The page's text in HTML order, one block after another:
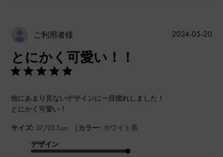
ご利用者様
とにかく可愛い！！
他にあまり見ないデザインに一目惚れしました！
とにかく可愛い！
サイズ: 37/23.5cm | カラー: ホワイト系
デザイン
公
2024-05-20